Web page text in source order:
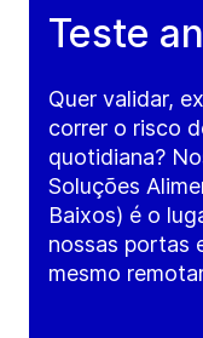
Teste
Quer validar,
correr o risco
quotidiana?
Soluções
Baixos) é o
nossas portas
mesmo